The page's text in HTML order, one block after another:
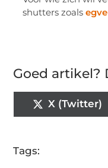
shutters zoals
Goed artikel?
X (Twitter)
Tags: